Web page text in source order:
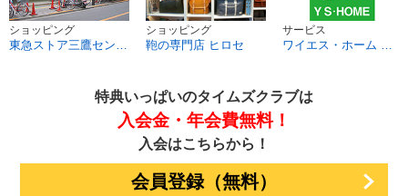
ショッピング
東急ストア三鷹センター店
ショッピング
鞄の専門店 ヒロセ
サービス
ワイエス・ホーム 三鷹本店
特典いっぱいのタイムズクラブは
入会金・年会費無料！
入会はこちらから！
会員登録（無料）